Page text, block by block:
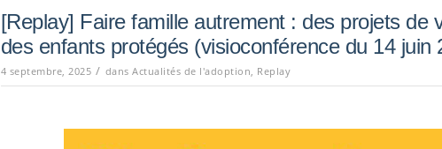
[Replay] Faire famille autrement : des projets de
des enfants protégés (visioconférence du 14 juin
4 septembre, 2025 / dansActualités de l'adoption, Replay